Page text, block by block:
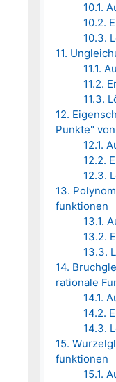
10.1.
10.2.
10.3.
11.
11.1.
11.2.
11.3.
12.
Punkte"
12.1.
12.2.
12.3.
13.
funktionen
13.1.
13.2.
13.3.
14.
rationale
14.1.
14.2.
14.3.
15.
funktionen
15.1.